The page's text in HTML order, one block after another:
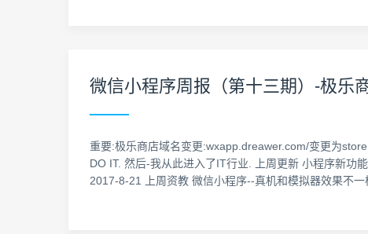
微信小程序周报（第十三期）-极乐
重要:极乐商店域名变更:wxapp.dreawer.com/变更为
DO IT. 然后-我从此进入了IT行业. 上周更新 小程序新功
2017-8-21 上周资教 微信小程序--真机和模拟器效果不